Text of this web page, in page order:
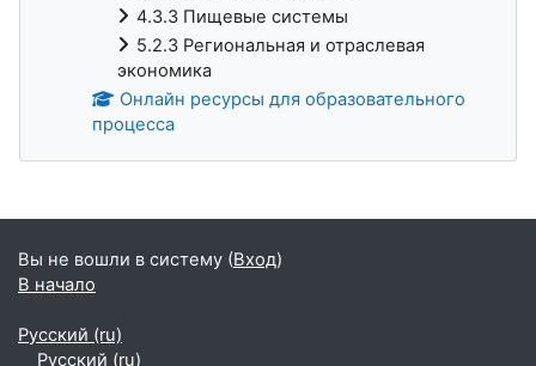
4.3.3 Пищевые системы
5.2.3 Региональная и отраслевая
экономика
Онлайн ресурсы для образовательного
процесса
Блоки
Вы не вошли в систему (Вход)
В начало
Русский ‎(ru)‎
Русский ‎(ru)‎